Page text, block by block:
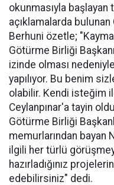
okunmasıyla başlayan
açıklamalarda
Berhuni özetle;
Götürme Birliği
izinde olması
yapılıyor. Bu benim
olabilir. Kendi isteğim
Ceylanpınar'a tayin
Götürme Birliği
memurlarından bayan
ilgili her türlü
hazırladığınız
edebilirsiniz" dedi.